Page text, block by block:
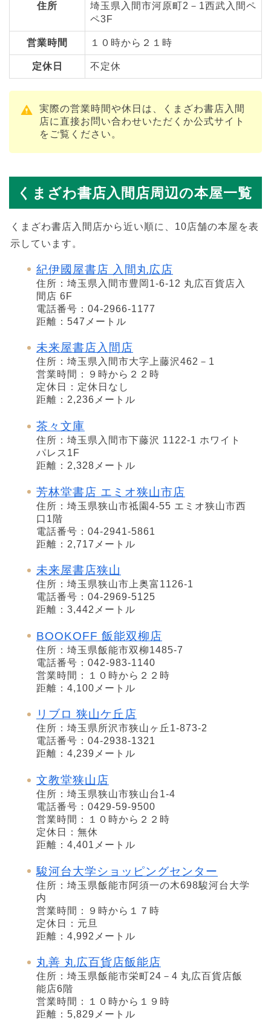
住所
埼玉県入間市河原町2－1西武入間ペ
ペ3F
営業時間 １０時から２１時
定休日 不定休
実際の営業時間や休日は、くまざわ書店入間
店に直接お問い合わせいただくか公式サイト
をご覧ください。
くまざわ書店入間店周辺の本屋一覧
くまざわ書店入間店から近い順に、10店舗の本屋を表
示しています。
紀伊國屋書店 入間丸広店
住所：埼玉県入間市豊岡1-6-12 丸広百貨店入
間店 6F
電話番号：04-2966-1177
距離：547メートル
未来屋書店入間店
住所：埼玉県入間市大字上藤沢462－1
営業時間：９時から２２時
定休日：定休日なし
距離：2,236メートル
茶々文庫
住所：埼玉県入間市下藤沢 1122-1 ホワイト
パレス1F
距離：2,328メートル
芳林堂書店 エミオ狭山市店
住所：埼玉県狭山市祗園4-55 エミオ狭山市西
口1階
電話番号：04-2941-5861
距離：2,717メートル
未来屋書店狭山
住所：埼玉県狭山市上奥富1126-1
電話番号：04-2969-5125
距離：3,442メートル
BOOKOFF 飯能双柳店
住所：埼玉県飯能市双柳1485-7
電話番号：042-983-1140
営業時間：１０時から２２時
距離：4,100メートル
リブロ 狭山ケ丘店
住所：埼玉県所沢市狭山ヶ丘1-873-2
電話番号：04-2938-1321
距離：4,239メートル
文教堂狭山店
住所：埼玉県狭山市狭山台1-4
電話番号：0429-59-9500
営業時間：１０時から２２時
定休日：無休
距離：4,401メートル
駿河台大学ショッピングセンター
住所：埼玉県飯能市阿須一の木698駿河台大学
内
営業時間：９時から１７時
定休日：元旦
距離：4,992メートル
丸善 丸広百貨店飯能店
住所：埼玉県飯能市栄町24－4 丸広百貨店飯
能店6階
営業時間：１０時から１９時
距離：5,829メートル